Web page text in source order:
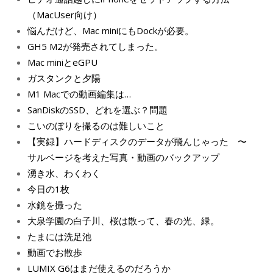
（MacUser向け）
悩んだけど、Mac miniにもDockが必要。
GH5 M2が発売されてしまった。
Mac miniとeGPU
ガスタンクと夕陽
M1 Macでの動画編集は…
SanDiskのSSD、どれを選ぶ？問題
こいのぼりを撮るのは難しいこと
【実録】ハードディスクのデータが飛んじゃった 〜
サルベージを考えた写真・動画のバックアップ
湧き水、わくわく
今日の1枚
水鏡を撮った
大泉学園の白子川、桜は散って、春の光、緑。
たまには洗足池
動画でお散歩
LUMIX G6はまだ使えるのだろうか